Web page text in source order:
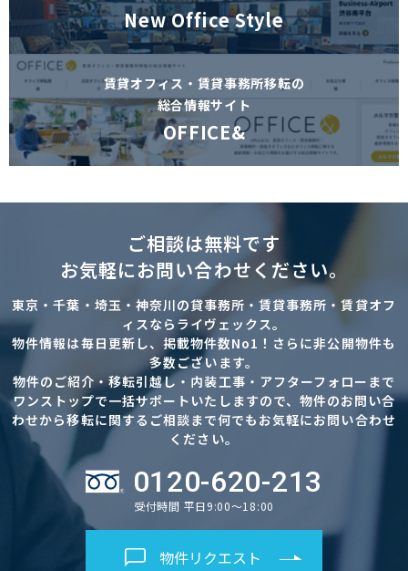
New Office Style
賃貸オフィス・賃貸事務所移転の
総合情報サイト
OFFICE&
ご相談は無料です
お気軽にお問い合わせください。
東京・千葉・埼玉・神奈川の貸事務所・賃貸事務所・賃貸オフ
ィスならライヴェックス。
物件情報は毎日更新し、掲載物件数No1！さらに非公開物件も
多数ございます。
物件のご紹介・移転引越し・内装工事・アフターフォローまで
ワンストップで一括サポートいたしますので、物件のお問い合
わせから移転に関するご相談まで何でもお気軽にお問い合わせ
ください。
0120-620-213
受付時間 平日9:00～18:00
物件リクエスト